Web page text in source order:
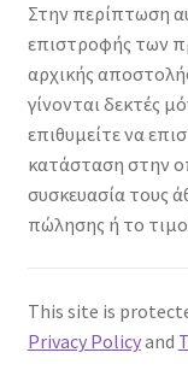
Στην περίπτωση
επιστροφής των
αρχικής
γίνονται δεκτές
επιθυμείτε να
κατάσταση στην
συσκευασία τους
πώλησης ή το
This site is
Privacy Policyand